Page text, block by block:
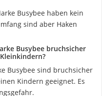
Busybee haben kein
sind aber Haken
Busybee bruchsicher
Busybee sind bruchsicher
Kindern geeignet. Es